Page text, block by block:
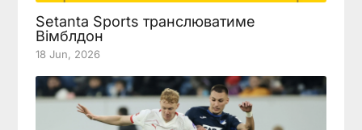
Setanta Sports транслюватиме
Вімблдон
18 Jun, 2026